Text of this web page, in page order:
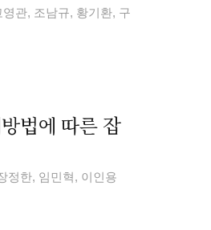
관, 조남규, 황기환, 구
법에 따른 잡
정한, 임민혁, 이인용